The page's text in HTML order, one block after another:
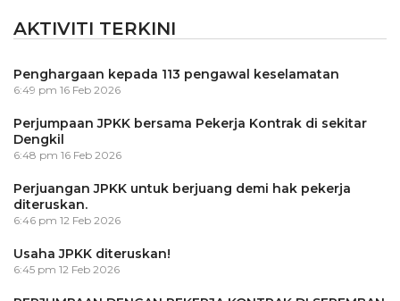
AKTIVITI TERKINI
Penghargaan kepada 113 pengawal keselamatan
6:49 pm 16 Feb 2026
Perjumpaan JPKK bersama Pekerja Kontrak di sekitar
Dengkil
6:48 pm 16 Feb 2026
Perjuangan JPKK untuk berjuang demi hak pekerja
diteruskan.
6:46 pm 12 Feb 2026
Usaha JPKK diteruskan!
6:45 pm 12 Feb 2026